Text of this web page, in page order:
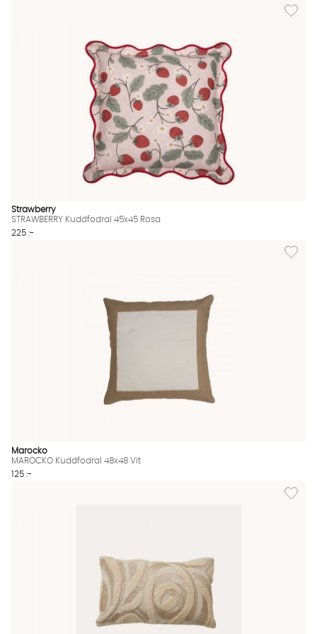
Lägg till
Strawberry
STRAWBERRY Kuddfodral 45x45 Rosa
225 :-
Lägg
Marocko
MAROCKO Kuddfodral 48x48 Vit
125 :-
Lägg